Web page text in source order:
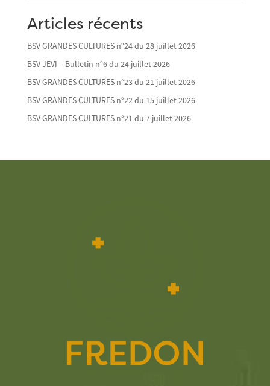
Articles récents
BSV GRANDES CULTURES n°24 du 28 juillet 2026
BSV JEVI – Bulletin n°6 du 24 juillet 2026
BSV GRANDES CULTURES n°23 du 21 juillet 2026
BSV GRANDES CULTURES n°22 du 15 juillet 2026
BSV GRANDES CULTURES n°21 du 7 juillet 2026